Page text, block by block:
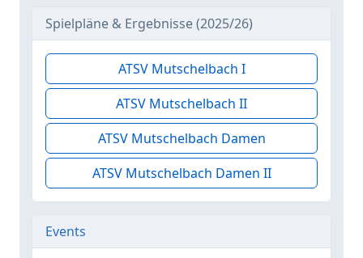
Spielpläne & Ergebnisse (2025/26)
ATSV Mutschelbach I
ATSV Mutschelbach II
ATSV Mutschelbach Damen
ATSV Mutschelbach Damen II
Events